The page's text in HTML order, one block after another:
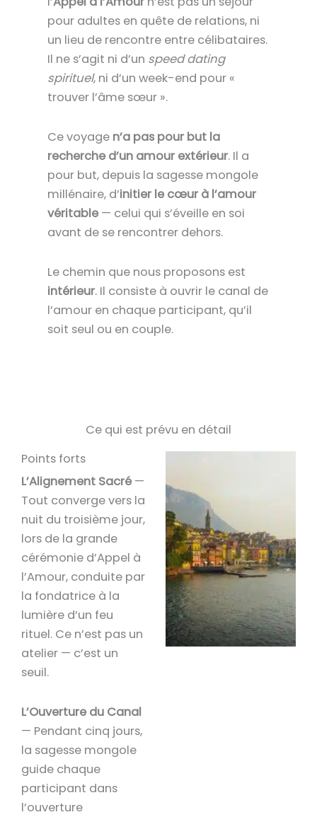
pour adultes en quête de relations, ni
un lieu de rencontre entre célibataires.
Il ne s’agit ni d’un speed dating
spirituel, ni d’un week-end pour «
trouver l’âme sœur ».
Ce voyage n’a pas pour but la
recherche d’un amour extérieur. Il a
pour but, depuis la sagesse mongole
millénaire, d’initier le cœur à l’amour
véritable — celui qui s’éveille en soi
avant de se rencontrer dehors.
Le chemin que nous proposons est
intérieur. Il consiste à ouvrir le canal de
l’amour en chaque participant, qu’il
soit seul ou en couple.
Ce qui est prévu en détail
Points forts
L’Alignement Sacré —
Tout converge vers la
nuit du troisième jour,
lors de la grande
cérémonie d’Appel à
l’Amour, conduite par
la fondatrice à la
lumière d’un feu
rituel. Ce n’est pas un
atelier — c’est un
seuil.
L’Ouverture du Canal
— Pendant cinq jours,
la sagesse mongole
guide chaque
participant dans
l’ouverture